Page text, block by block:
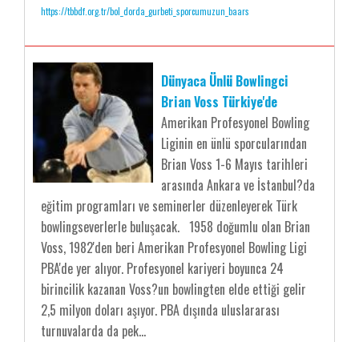
https://tbbdf.org.tr/bol_dorda_gurbeti_sporcumuzun_baars
Dünyaca Ünlü Bowlingci
Brian Voss Türkiye'de
Amerikan Profesyonel Bowling
Liginin en ünlü sporcularından
Brian Voss 1-6 Mayıs tarihleri
arasında Ankara ve İstanbul?da
eğitim programları ve seminerler düzenleyerek Türk
bowlingseverlerle buluşacak. 1958 doğumlu olan Brian
Voss, 1982'den beri Amerikan Profesyonel Bowling Ligi
PBA'de yer alıyor. Profesyonel kariyeri boyunca 24
birincilik kazanan Voss?un bowlingten elde ettiği gelir
2,5 milyon doları aşıyor. PBA dışında uluslararası
turnuvalarda da pek...